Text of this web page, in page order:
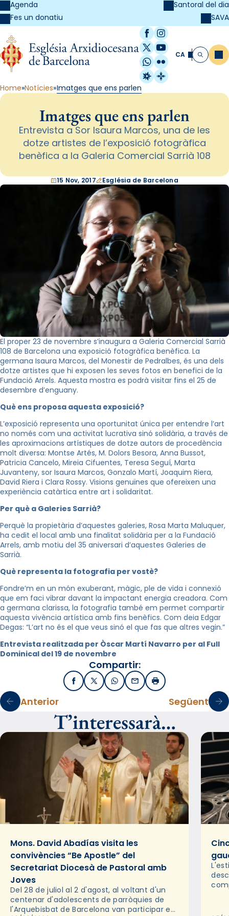
Agenda
Fes un donatiu
Santoral del dia
SAVA
Facebook
Instagram
X / Twitter
YouTube
WhatsApp
Flickr
Radio Estel
Catalunya
CA Cerca
Home Notícies Imatges que ens parlen
Imatges que ens parlen
Entrevista a Sor Isaura Marcos, una de les
dotze artistes de l’exposició fotogràfica
benèfica a la Galeria Comercial Sarrià 108
15 Nov, 2017 Església de Barcelona
El proper 23 de novembre s’inaugura a Galeria Comercial Sarrià
108 de Barcelona una exposició fotogràfica benèfica. La
germana Isaura Marcos, del Monestir de Pedralbes, és una dels
dotze artistes que hi exposen les seves fotos en benefici de la
Fundació Arrels. Aquesta mostra es podrà visitar fins el 25 de
desembre d’enguany.
Què ens proposa aquesta exposició?
L’exposició representa una oportunitat única per entendre l’art
no només com una activitat lucrativa sinó solidària, a través de
les aproximacions artístiques de dotze autors de procedència
molt diversa: Montse Artés, M. Dolors Besora, Anna Bussot,
Patricia Cancelo, Mireia Cifuentes, Teresa Seguí, Marta
Juvanteny, sor Isaura Marcos, Gonzalo Martí, Joaquim Riera,
David Riera i Clara Rossy. Visions genuïnes que ofereixen una
experiència catàrtica entre art i solidaritat.
Per què a Galeries Sarrià?
Perquè la propietària d’aquestes galeries, Rosa Marta Maluquer,
ha cedit el local amb una finalitat solidària per a la Fundació
Arrels, amb motiu del 35 aniversari d’aquestes Galeries de
Sarrià.
Què representa la fotografia per vostè?
Fondre’m en un món exuberant, màgic, ple de vida i connexió
que em faci vibrar davant la impactant energia creadora. Com
a germana clarissa, la fotografia també em permet compartir
aquesta vivència artística amb fins benèfics. Com deia Edgar
Degas: “L’art no és el que veus sinó el que fas que altres vegin.”
Entrevista realitzada per Òscar Martí Navarro per al Full
Dominical del 19 de novembre
Compartir:
FacebookX / TwitterWhatsApp
EmailImprimir
Anterior Següent
T’interessarà…
Mons. David Abadías visita les
convivències “Be Apostle” del
Secretariat Diocesà de Pastoral amb
Joves
Del 28 de juliol al 2 d'agost, al voltant d'un
centenar d'adolescents de parròquies de
l'Arquebisbat de Barcelona van participar en